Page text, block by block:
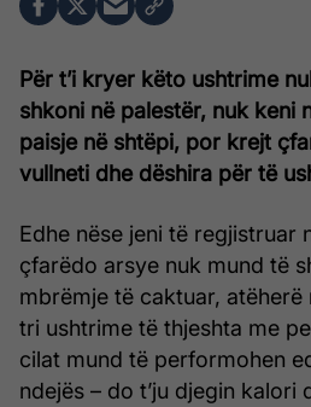
Për t’i kryer këto ushtrime
shkoni në palestër, nuk keni
paisje në shtëpi, por krejt
vullneti dhe dëshira për të
Edhe nëse jeni të regjistruar
çfarëdo arsye nuk mund të
mbrëmje të caktuar, atëherë
tri ushtrime të thjeshta me
cilat mund të performohen
ndejës – do t’ju djegin kalori